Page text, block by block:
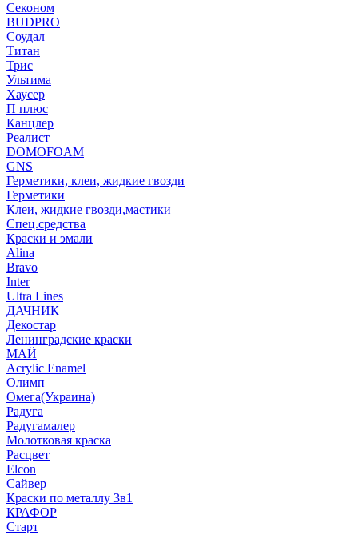
Секоном
BUDPRO
Соудал
Титан
Трис
Ультима
Хаусер
П плюс
Канцлер
Реалист
DOMOFOAM
GNS
Герметики, клеи, жидкие гвозди
Герметики
Клеи, жидкие гвозди,мастики
Спец.средства
Краски и эмали
Alina
Bravo
Inter
Ultra Lines
ДАЧНИК
Декостар
Ленинградские краски
МАЙ
Acrylic Enamel
Олимп
Омега(Украина)
Радуга
Радугамалер
Молотковая краска
Расцвет
Elcon
Сайвер
Краски по металлу 3в1
КРАФОР
Старт